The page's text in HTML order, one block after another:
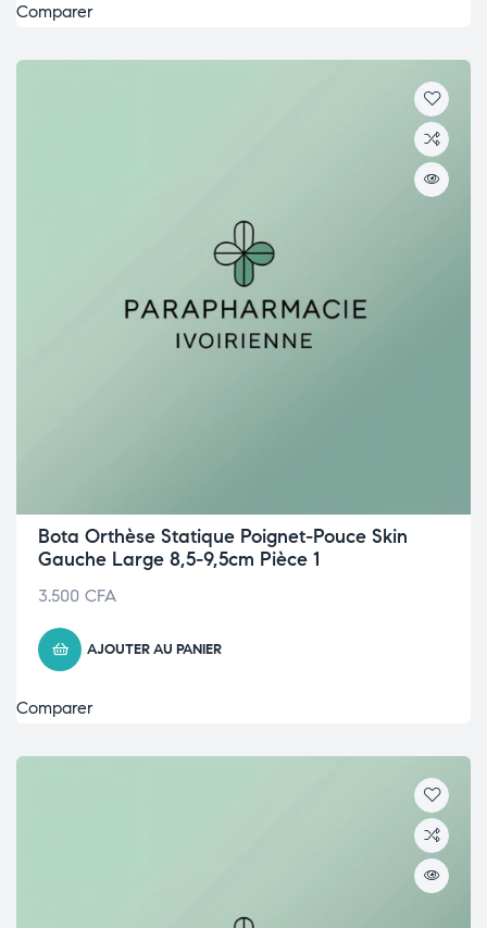
Comparer
Bota Orthèse Statique Poignet-Pouce Skin
Gauche Large 8,5-9,5cm Pièce 1
3.500 CFA
AJOUTER AU PANIER
Comparer